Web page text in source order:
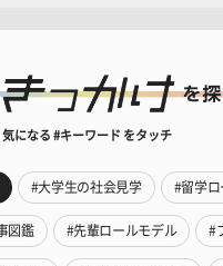
気になる #キーワード をタッチ
#大学生の社会見学 #留学ロ
図鑑 #先輩ロールモデル #